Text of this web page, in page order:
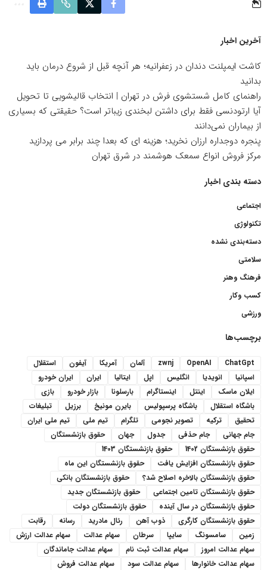
آخرین اخبار
کاشت ایمپلنت دندان در زعفرانیه؛ هر آنچه قبل از شروع درمان باید
بدانید
راهنمای کامل شستشوی فرش در تهران | انتخاب قالیشویی تا تحویل
آیا ارتودنسی فقط برای داشتن لبخندی زیباتر است؟ حقیقتی که بسیاری
از بیماران نمی‌دانند
پنجره دوجداره ارزان نخرید؛ هزینه ای که بعدا چند برابر می پردازید
مرکز فروش انواع سمعک هوشمند در شرق تهران
دسته بندی اخبار
اجتماعی
تکنولوژی
دسته‌بندی نشده
سلامتی
فرهنگ وهنر
کسب وکار
ورزشی
برچسب‌ها
ChatGpt
OpenAI
zwnj آلمان آمریکا آیفون
استقلال
اسپانیا
انویدیا انگلیس اپل ایتالیا ایران
ایران خودرو
ایلان ماسک
اینتل اینستاگرام بارسلونا بازار خودرو
بازی
باشگاه استقلال
باشگاه پرسپولیس بایرن مونیخ برزیل
تبلیغات
تحقیق
ترکیه تصویر نجومی تلگرام تیم ملی
تیم ملی ایران
جام جهانی
جام حذفی جدول جهان
حقوق بازنشستگان
حقوق بازنشستگان 1402
حقوق بازنشستگان 1403
حقوق بازنشستگان افزایش یافت
حقوق بازنشستگان این ماه
حقوق بازنشستگان بالاخره اصلاح شد؟
حقوق بازنشستگان بانکی
حقوق بازنشستگان تامین اجتماعی
حقوق بازنشستگان جدید
حقوق بازنشستگان در سال آینده
حقوق بازنشستگان دولت
حقوق بازنشستگان کارگری
ذوب آهن رئال مادرید رسانه
رقابت
زمین
سامسونگ سایپا سرطان سهام عدالت
سهام عدالت ارزش
سهام عدالت امروز
سهام عدالت ثبت نام
سهام عدالت جاماندگان
سهام عدالت خانوارها
سهام عدالت سود
سهام عدالت فروش